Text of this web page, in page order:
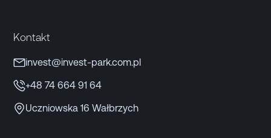
Kontakt
invest@invest-park.com.pl
+48 74 664 91 64
Uczniowska 16 Wałbrzych